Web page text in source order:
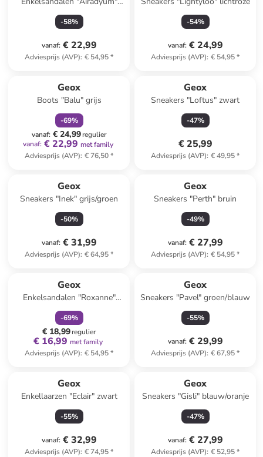
donkerblauw/oranje
-58%
vanaf: € 22,99
Adviesprijs (AVP): € 54,95*
-54%
vanaf: € 24,99
Adviesprijs (AVP): € 54,95*
Geox
Boots "Balu" grijs
-69%
vanaf: € 24,99regulier
vanaf: € 22,99 met family
Adviesprijs (AVP): € 76,50*
Geox
Sneakers "Loftus" zwart
-47%
€ 25,99
Adviesprijs (AVP): € 49,95*
Geox
Sneakers "Inek" grijs/groen
-50%
vanaf: € 31,99
Adviesprijs (AVP): € 64,95*
Geox
Sneakers "Perth" bruin
-49%
vanaf: € 27,99
Adviesprijs (AVP): € 54,95*
Geox
Enkelsandalen "Roxanne"
donkerblauw
-69%
€ 18,99regulier
€ 16,99 met family
Adviesprijs (AVP): € 54,95*
Geox
Sneakers "Pavel" groen/blauw
-55%
vanaf: € 29,99
Adviesprijs (AVP): € 67,95*
Geox
Enkellaarzen "Eclair" zwart
-55%
vanaf: € 32,99
Adviesprijs (AVP): € 74,95*
Geox
Sneakers "Gisli" blauw/oranje
-47%
vanaf: € 27,99
Adviesprijs (AVP): € 52,95*